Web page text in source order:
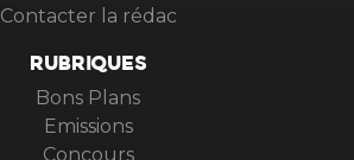
Contacter la rédac
RUBRIQUES
Bons Plans
Emissions
Concours